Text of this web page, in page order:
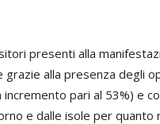
presenti alla
grazie alla presenza degli
pari al 53%) e
e dalle isole per quanto